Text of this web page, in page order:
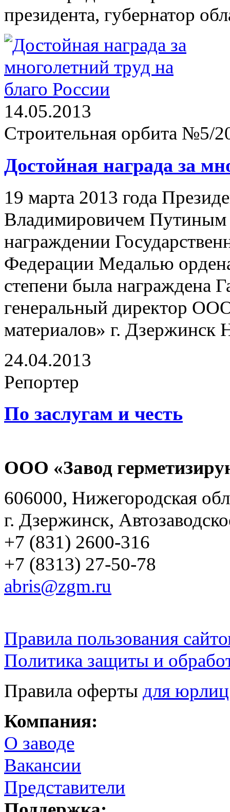
президента, губернатор
14.05.2013
Строительная орбита №5/
Достойная награда за
19 марта 2013 года
Владимировичем
награждении
Федерации Медалью
степени была
генеральный директор
материалов» г. Дзержинск
24.04.2013
Репортер
По заслугам и честь
ООО «Завод
606000, Нижегородская
г. Дзержинск,
+7 (831) 2600-316
+7 (8313) 27-50-78
abris@zgm.ru
Правила пользования
Политика защиты и
Правила оферты для
Компания:
О заводе
Вакансии
Представители